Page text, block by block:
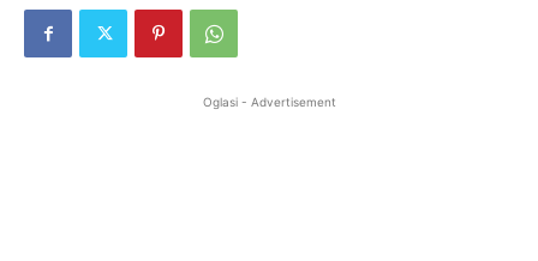
Oglasi - Advertisement